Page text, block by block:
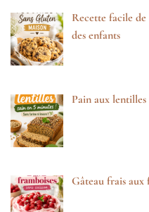
Recette facile
des enfants
Pain aux
Gâteau frais aux